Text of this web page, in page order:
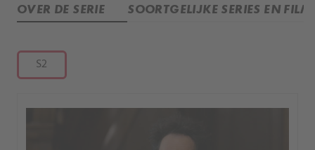
OVER DE SERIE SOORTGELIJKE SERIES EN
S2